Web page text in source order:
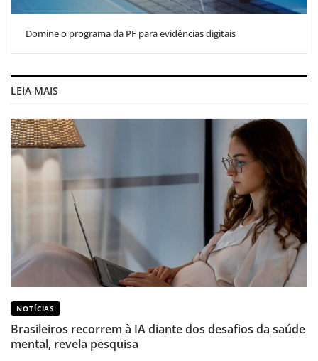
Domine o programa da PF para evidências digitais
LEIA MAIS
NOTÍCIAS
Brasileiros recorrem à IA diante dos desafios da saúde
mental, revela pesquisa